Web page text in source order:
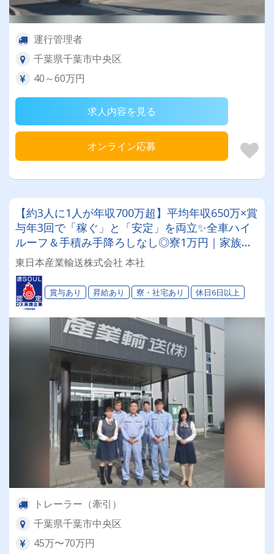
運行管理者
千葉県千葉市中央区
40～60万円
求人内容を見る
オンライン応募
【約3人に1人が年収700万超】平均年収650万×賞
与年3回で「稼ぐ」と「安定」を両立✨全車ハイ
ルーフ＆手積み手降ろしなし◎寮1万円｜家族手
当｜現金支給の手当も充実！設立33年の老舗企業
で、大型トレーラー（中長距離）に挑戦しません
か★
東日本産業輸送株式会社 本社
賞与あり 昇給あり 寮・社宅あり 休日6日以上
トレーラー（牽引）
千葉県千葉市中央区
45万〜70万円